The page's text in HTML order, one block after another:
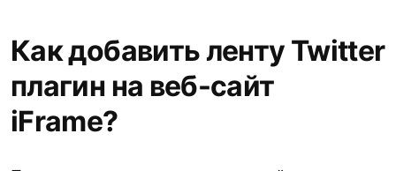
Как добавить ленту Twitter
плагин на веб-сайт
iFrame?